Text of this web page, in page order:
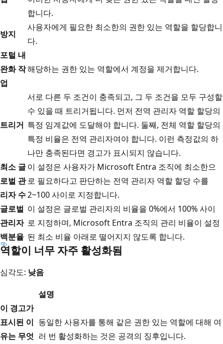
합니다.
방지
사용자에게 필요한 최소한의 권한 있는 역할을 할당합니
다.
포털 내
완화 작
업
해당하는 권한 있는 역할에서 계정을 제거합니다.
트리거
서로 다른 두 조건이 충족되고, 그 두 조건을 모두 구성할
수 있을 때 트리거됩니다. 먼저 전역 관리자 역할 할당의
특정 임계값에 도달해야 합니다. 둘째, 전체 역할 할당의
특정 비율은 전역 관리자여야 합니다. 이런 측정값의 하
나만 충족된다면 경고가 표시되지 않습니다.
최소 글
로벌 관
리자 수
이 설정은 사용자가 Microsoft Entra 조직에 최소한으
로 필요하다고 판단하는 전역 관리자 역할 할당 수를
2~100 사이로 지정합니다.
글로벌
관리자
백분율
이 설정은 글로벌 관리자의 비율을 0%에서 100% 사이
로 지정하며, Microsoft Entra 조직의 관리 비율이 설정
된 최소 비율 아래로 떨어지지 않도록 합니다.
역할이 너무 자주 활성화됨
심각도: 낮음
설명
이 경고가
표시된 이
유는 무엇
동일한 사용자를 통해 같은 권한 있는 역할에 대해 여
러 번 활성화하는 것은 공격의 징후입니다.